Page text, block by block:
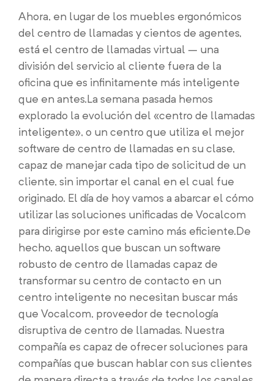
Ahora, en lugar de los muebles ergonómicos
del centro de llamadas y cientos de agentes,
está el centro de llamadas virtual – una
división del servicio al cliente fuera de la
oficina que es infinitamente más inteligente
que en antes.La semana pasada hemos
explorado la evolución del «centro de llamadas
inteligente», o un centro que utiliza el mejor
software de centro de llamadas en su clase,
capaz de manejar cada tipo de solicitud de un
cliente, sin importar el canal en el cual fue
originado. El día de hoy vamos a abarcar el cómo
utilizar las soluciones unificadas de Vocalcom
para dirigirse por este camino más eficiente.De
hecho, aquellos que buscan un software
robusto de centro de llamadas capaz de
transformar su centro de contacto en un
centro inteligente no necesitan buscar más
que Vocalcom, proveedor de tecnología
disruptiva de centro de llamadas. Nuestra
compañía es capaz de ofrecer soluciones para
compañías que buscan hablar con sus clientes